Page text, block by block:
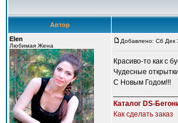
Автор
Elen
Любимая Жена
Добавлено: Сб Дек
Красиво-то как с
Чудесные
С Новым Годом!!!
Каталог DS-
Как сделать заказ